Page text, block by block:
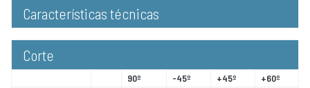
Características técnicas
Corte
90º -45º +45º
+60º